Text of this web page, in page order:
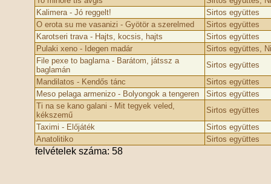
Kalimera - Jó reggelt!
Sirtos együttes
O erota su me vasanizi - Gyötör a szerelmed
Sirtos együttes
Karotseri trava - Hajts, kocsis, hajts
Sirtos együttes
Pulaki xeno - Idegen madár
Sirtos együttes,
File pexe to baglama - Barátom, játssz a
baglamán
Sirtos együttes
Mandilatos - Kendős tánc
Sirtos együttes
Meso pelaga armenizo - Bolyongok a tengeren
Sirtos együttes
Ti na se kano galani - Mit tegyek veled,
kékszemű
Sirtos együttes
Taximi - Előjáték
Sirtos együttes
Anatolitiko
Sirtos együttes
felvételek száma: 58